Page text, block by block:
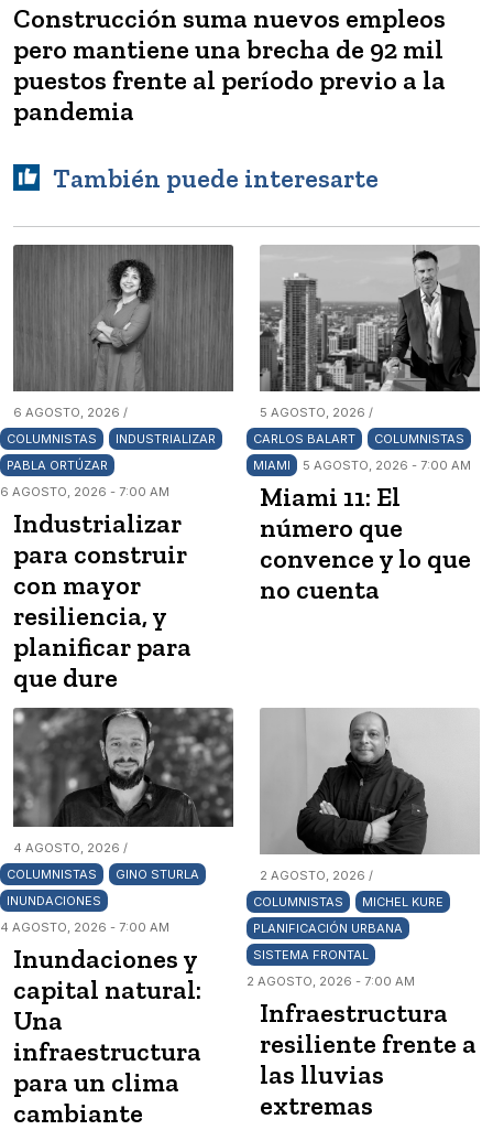
Construcción suma nuevos empleos
pero mantiene una brecha de 92 mil
puestos frente al período previo a la
pandemia
También puede interesarte
6 AGOSTO, 2026 /
COLUMNISTAS
INDUSTRIALIZAR
PABLA ORTÚZAR
6 AGOSTO, 2026 - 7:00 AM
Industrializar
para construir
con mayor
resiliencia, y
planificar para
que dure
5 AGOSTO, 2026 /
CARLOS BALART
COLUMNISTAS
MIAMI
5 AGOSTO, 2026 - 7:00 AM
Miami 11: El
número que
convence y lo que
no cuenta
4 AGOSTO, 2026 /
COLUMNISTAS
GINO STURLA
INUNDACIONES
4 AGOSTO, 2026 - 7:00 AM
Inundaciones y
capital natural:
Una
infraestructura
para un clima
cambiante
2 AGOSTO, 2026 /
COLUMNISTAS
MICHEL KURE
PLANIFICACIÓN URBANA
SISTEMA FRONTAL
2 AGOSTO, 2026 - 7:00 AM
Infraestructura
resiliente frente a
las lluvias
extremas